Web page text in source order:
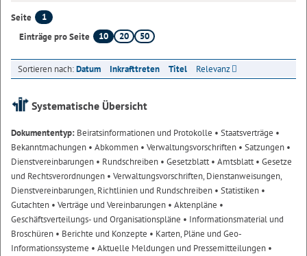
Seite
1
Einträge pro Seite
10 20 50
Sortieren nach:Datum Inkrafttreten Titel Relevanz
Systematische Übersicht
Dokumententyp: Beiratsinformationen und Protokolle • Staatsverträge •
Bekanntmachungen • Abkommen • Verwaltungsvorschriften • Satzungen •
Dienstvereinbarungen • Rundschreiben • Gesetzblatt• Amtsblatt• Gesetze
und Rechtsverordnungen • Verwaltungsvorschriften, Dienstanweisungen,
Dienstvereinbarungen, Richtlinien und Rundschreiben • Statistiken •
Gutachten • Verträge und Vereinbarungen • Aktenpläne •
Geschäftsverteilungs- und Organisationspläne • Informationsmaterial und
Broschüren • Berichte und Konzepte • Karten, Pläne und Geo-
Informationssysteme • Aktuelle Meldungen und Pressemitteilungen •